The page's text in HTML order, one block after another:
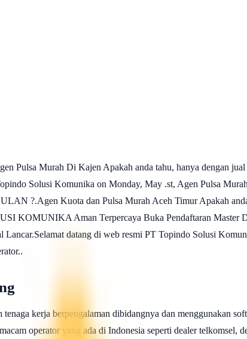
Pulsa Murah Di Kajen Apakah anda tahu, hanya dengan
Solusi Komunika on Monday, May .st, Agen Pulsa
?.Agen Kuota dan Pulsa Murah Aceh Timur Apakah
KOMUNIKA Aman Terpercaya Buka Pendaftaran Master
datang di web resmi PT Topindo Solusi
kerja berpengalaman dibidangnya dan menggunakan
operator yang ada di Indonesia seperti dealer telkomsel,